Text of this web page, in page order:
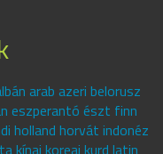
arab azeri belorusz
eszperantó észt finn
holland horvát indonéz
kínai koreai kurd latin